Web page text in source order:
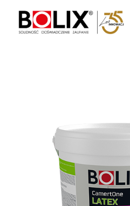
STREFA BOLIX
DO POBRANIA
KOLORYSTYKA